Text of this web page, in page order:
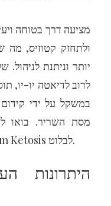
ולתחזק קטוזיס,
יותר וניתנת
לרוב לדיאטה יו-יו,
במשקל על ידי
מסת השריר. בואו
העיקריים שהופכים את NexaSlim Ketosis לבלוט.
היתרונות